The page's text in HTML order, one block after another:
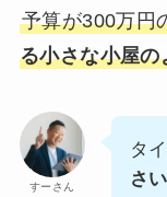
予算が300万円
る小さな小屋の
すーさん
タ
さ